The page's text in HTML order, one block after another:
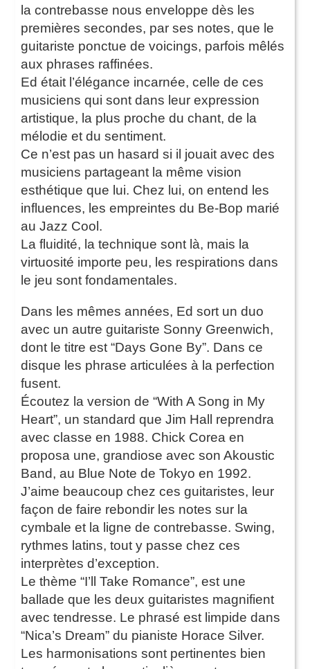
la contrebasse nous enveloppe dès les
premières secondes, par ses notes, que le
guitariste ponctue de voicings, parfois mêlés
aux phrases raffinées.
Ed était l’élégance incarnée, celle de ces
musiciens qui sont dans leur expression
artistique, la plus proche du chant, de la
mélodie et du sentiment.
Ce n’est pas un hasard si il jouait avec des
musiciens partageant la même vision
esthétique que lui. Chez lui, on entend les
influences, les empreintes du Be-Bop marié
au Jazz Cool.
La fluidité, la technique sont là, mais la
virtuosité importe peu, les respirations dans
le jeu sont fondamentales.
Dans les mêmes années, Ed sort un duo
avec un autre guitariste Sonny Greenwich,
dont le titre est “Days Gone By”. Dans ce
disque les phrase articulées à la perfection
fusent.
Écoutez la version de “With A Song in My
Heart”, un standard que Jim Hall reprendra
avec classe en 1988. Chick Corea en
proposa une, grandiose avec son Akoustic
Band, au Blue Note de Tokyo en 1992.
J’aime beaucoup chez ces guitaristes, leur
façon de faire rebondir les notes sur la
cymbale et la ligne de contrebasse. Swing,
rythmes latins, tout y passe chez ces
interprètes d’exception.
Le thème “I’ll Take Romance”, est une
ballade que les deux guitaristes magnifient
avec tendresse. Le phrasé est limpide dans
“Nica’s Dream” du pianiste Horace Silver.
Les harmonisations sont pertinentes bien